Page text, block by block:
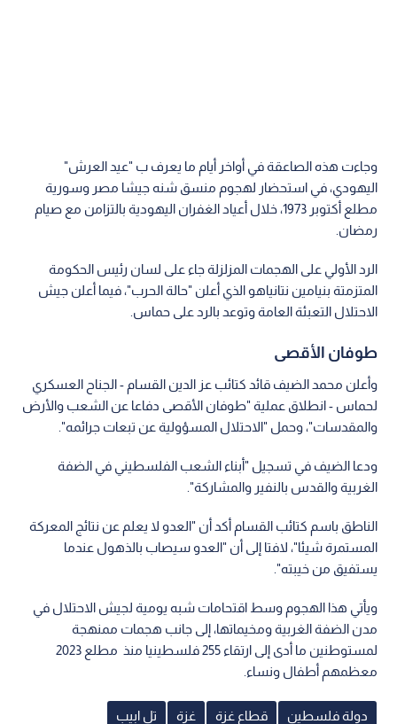
وجاءت هذه الصاعقة في أواخر أيام ما يعرف ب "عيد العرش"
اليهودي، في استحضار لهجوم منسق شنه جيشا مصر وسورية
مطلع أكتوبر 1973، خلال أعياد الغفران اليهودية بالتزامن مع صيام
رمضان.
الرد الأولي على الهجمات المزلزلة جاء على لسان رئيس الحكومة
المتزمتة بنيامين نتانياهو الذي أعلن "حالة الحرب"، فيما أعلن جيش
الاحتلال التعبئة العامة وتوعد بالرد على حماس.
طوفان الأقصى
وأعلن محمد الضيف قائد كتائب عز الدين القسام - الجناح العسكري
لحماس - انطلاق عملية "طوفان الأقصى دفاعا عن الشعب والأرض
والمقدسات"، وحمل "الاحتلال المسؤولية عن تبعات جرائمه".
ودعا الضيف في تسجيل "أبناء الشعب الفلسطيني في الضفة
الغربية والقدس بالنفير والمشاركة".
الناطق باسم كتائب القسام أكد أن "العدو لا يعلم عن نتائج المعركة
المستمرة شيئا"، لافتا إلى أن "العدو سيصاب بالذهول عندما
يستفيق من خيبته".
ويأتي هذا الهجوم وسط اقتحامات شبه يومية لجيش الاحتلال في
مدن الضفة الغربية ومخيماتها، إلى جانب هجمات ممنهجة
لمستوطنين ما أدى إلى ارتقاء 255 فلسطينيا منذ مطلع 2023
معظمهم أطفال ونساء.
دولة فلسطين قطاع غزة غزة تل ابيب